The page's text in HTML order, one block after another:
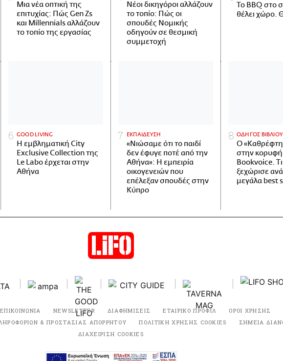
Μια νέα οπτική της
επιτυχίας: Πώς Gen Zs
και Millennials αλλάζουν
το τοπίο της εργασίας
Νέοι δικηγόροι αλλάζουν
το τοπίο: Πώς οι
σπουδές Νομικής
οδηγούν σε θεσμική
συμμετοχή
Το BBQ στο
θέλει χώρο.
GOOD LIVING
Η εμβληματική City
Exclusive Collection της
Le Labo έρχεται στην
Αθήνα
ΕΚΠΑΙΔΕΥΣΗ
«Νιώσαμε ότι το παιδί
δεν έφυγε ποτέ από την
Αθήνα»: Η εμπειρία
οικογενειών που
επέλεξαν σπουδές στην
Κύπρο
ΟΔΗΓΟΣ ΒΙΒΛΙΟΥ
Ο
στην κορυφή
Bookvoice.
ξεχώρισε
μεγάλα best
ΕΠΙΚΟΙΝΩΝΙΑ NEWSLETTER ΔΙΑΦΗΜΙΣΕΙΣ ΕΤΑΙΡΙΚΟ ΠΡΟΦΙΛ
ΟΡΟΙ ΧΡΗΣΗΣ
& ΠΡΟΣΤΑΣΙΑΣ ΑΠΟΡΡΗΤΟΥ
ΠΟΛΙΤΙΚΗ ΧΡΗΣΗΣ COOKIES
ΣΗΜΕΙΑ
ΔΙΑΧΕΙΡΙΣΗ COOKIES